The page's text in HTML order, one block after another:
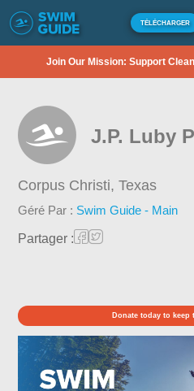
TÉLÉCHARGER
Join Our Mission: Support
J.P. Luby
Corpus Christi,Texas
Géré Par : Swim Guide - Main
Partager :
Donate today to keep